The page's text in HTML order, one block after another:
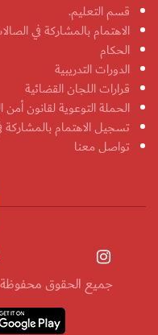
قسم التعليم.
الاهتمام بالمشاركة في
الحكام
الدورات التدريبية
قرارات اللجان القضائية
الحملة التوعوية لقانون أمن
تسجيل الاهتمام
تواصل معنا
جميع الحقوق محفوظة